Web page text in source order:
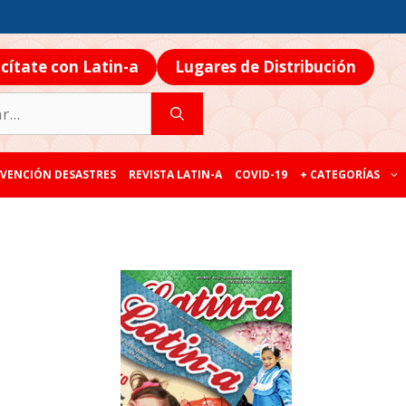
con Latin-a Lugares de Distribución
DESASTRES REVISTA LATIN-A COVID-19 + CATEGORÍAS